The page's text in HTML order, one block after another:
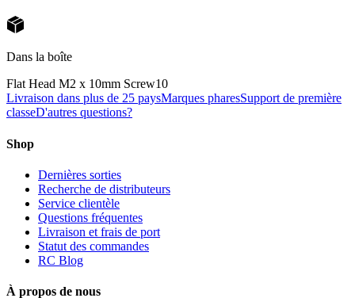
Dans la boîte
Flat Head M2 x 10mm Screw10
Livraison dans plus de 25 paysMarques pharesSupport de première
classeD'autres questions?
Shop
Dernières sorties
Recherche de distributeurs
Service clientèle
Questions fréquentes
Livraison et frais de port
Statut des commandes
RC Blog
À propos de nous